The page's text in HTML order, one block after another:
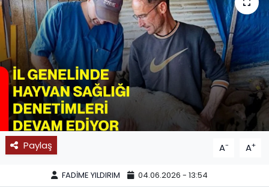
Paylaş A- A+
FADİME YILDIRIM 04.06.2026 - 13:54
11:11 MANŞET